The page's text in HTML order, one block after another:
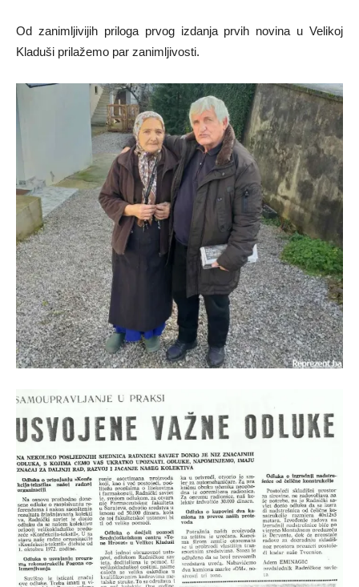
Od zanimljivijih priloga prvog izdanja prvih novina u Velikoj
Kladuši prilažemo par zanimljivosti.